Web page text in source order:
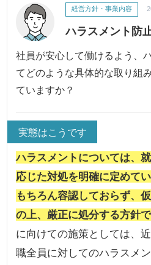
ハラスメント防
経営方針・事業内容
社員が安心して働けるよう、
てどのような具体的な取り組
ていますか？
実態はこうです
ハラスメントについては、
応じた対処を明確に定めて
もちろん容認しておらず、
の上、厳正に処分する方針
に向けての施策としては、
職全員に対してのハラスメ